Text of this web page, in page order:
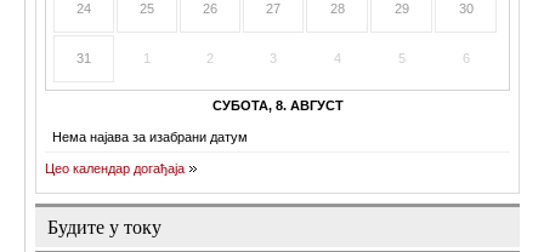
24 25 26 27 28 29 30
31 1 2 3 4 5 6
СУБОТА, 8. АВГУСТ
Нема најава за изабрани датум
Цео календар догађаја
Будите у току